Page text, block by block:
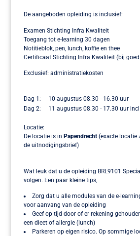
De aangeboden opleiding is inclusief:
Examen Stichting Infra Kwaliteit
Toegang tot e-learning 30 dagen
Notitieblok, pen, lunch, koffie en thee
Certificaat Stichting Infra Kwaliteit (bij
Exclusief: administratiekosten
Dag 1: 10 augustus 08.30 - 16.30 uur
Dag 2: 11 augustus 08.30 - 17.30 uur incl
Locatie:
De locatie is in Papendrecht (exacte locatie
de uitnodigingsbrief)
Wat leuk dat u de opleiding BRL9101
volgen. Een paar kleine tips,
Zorg dat u alle modules van de e-
voor aanvang van de opleiding
Geef op tijd door of er rekening
een dieet of allergie (lunch)
Parkeren op eigen risico. Op sommige